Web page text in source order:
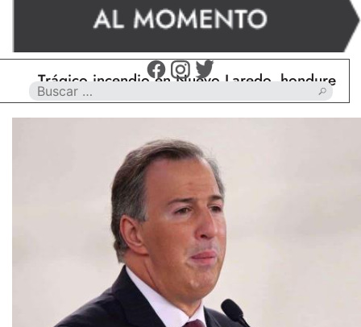
Trágico incendio en Nuevo Laredo, hondureño